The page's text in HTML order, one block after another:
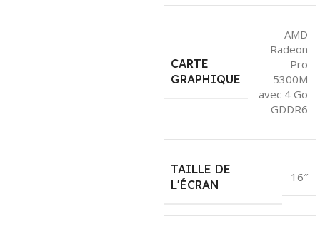
CARTE
GRAPHIQUE
AMD
Radeon
Pro
5300M
avec 4 Go
GDDR6
TAILLE DE
L'ÉCRAN
16″